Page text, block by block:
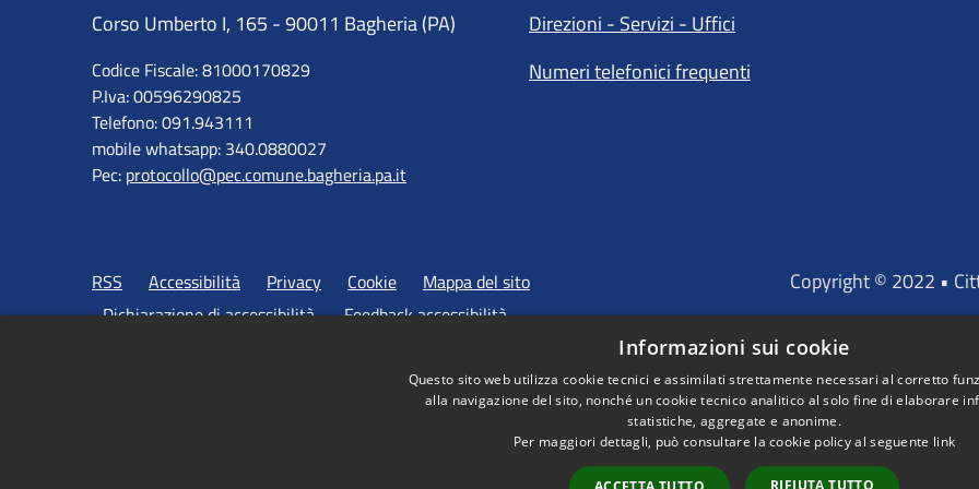
Corso Umberto I, 165 - 90011 Bagheria (PA)
Codice Fiscale: 81000170829
P.Iva: 00596290825
Telefono: 091.943111
mobile whatsapp: 340.0880027
Pec: protocollo@pec.comune.bagheria.pa.it
Direzioni - Servizi - Uffici
Numeri telefonici frequenti
RSS Accessibilità Privacy Cookie
Mappa del sito
Dichiarazione di accessibilità
Feedback accessibilità
Copyright © 2022 •
"Portale
D'INVESTIMENTO
Informazioni sui cookie
Questo sito web utilizza cookie tecnici e assimilati strettamente necessari al corretto
alla navigazione del sito, nonché un cookie tecnico analitico al solo fine di elaborare
statistiche, aggregate e anonime.
Per maggiori dettagli, può consultare la cookie policy al seguente link
RIFIUTA TUTTO